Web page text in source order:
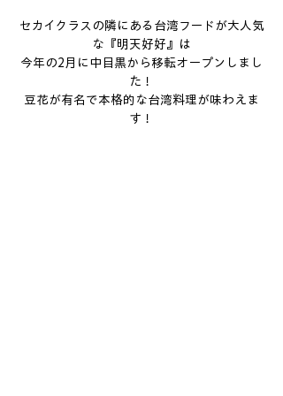
セカイクラスの隣にある台湾フードが大人気
な『明天好好』は
今年の2月に中目黒から移転オープンしまし
た！
豆花が有名で本格的な台湾料理が味わえま
す！